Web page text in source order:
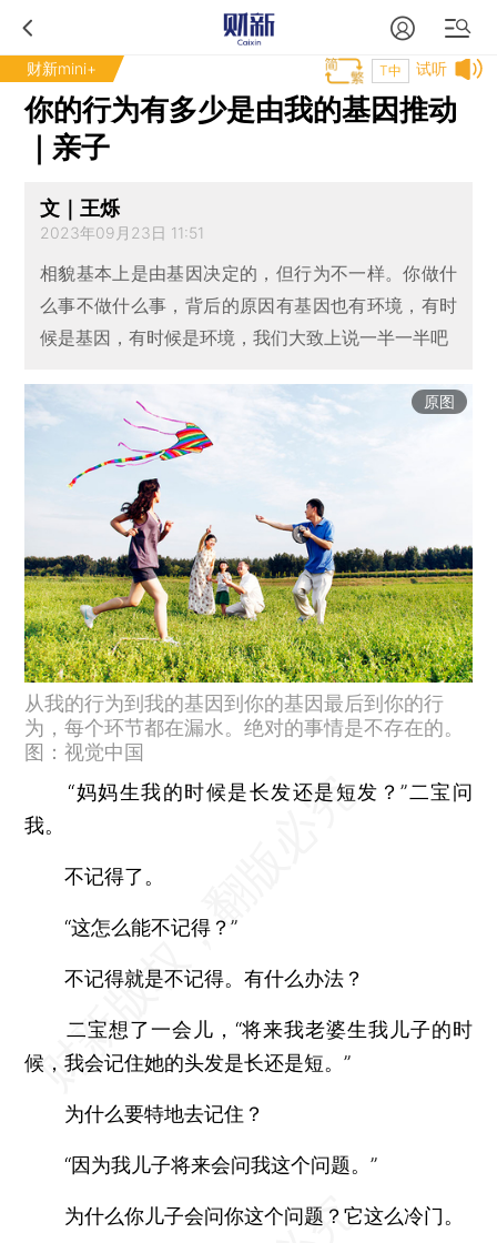
财新mini+ 试听
T中
你的行为有多少是由我的基因推动
｜亲子
文｜王烁
2023年09月23日 11:51
相貌基本上是由基因决定的，但行为不一样。你做什
么事不做什么事，背后的原因有基因也有环境，有时
候是基因，有时候是环境，我们大致上说一半一半吧
原图
从我的行为到我的基因到你的基因最后到你的行
为，每个环节都在漏水。绝对的事情是不存在的。
图：视觉中国
“妈妈生我的时候是长发还是短发？”二宝问
我。
不记得了。
“这怎么能不记得？”
不记得就是不记得。有什么办法？
二宝想了一会儿，“将来我老婆生我儿子的时
候，我会记住她的头发是长还是短。”
为什么要特地去记住？
“因为我儿子将来会问我这个问题。”
为什么你儿子会问你这个问题？它这么冷门。